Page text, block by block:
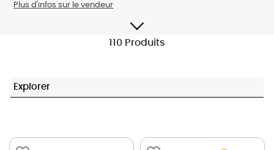
Plus d'infos sur le vendeur
110 Produits
Explorer